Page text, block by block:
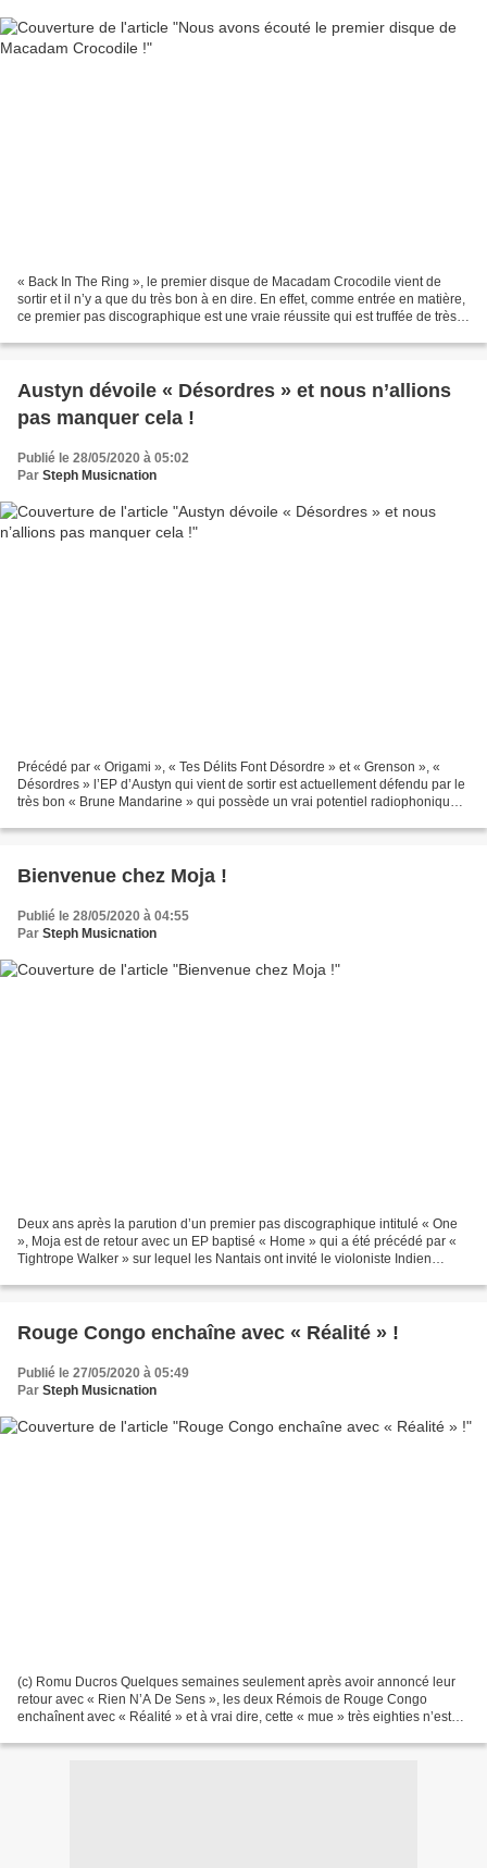
« Back In The Ring », le premier disque de Macadam Crocodile vient de
sortir et il n’y a que du très bon à en dire. En effet, comme entrée en matière,
ce premier pas discographique est une vraie réussite qui est truffée de très
Austyn dévoile « Désordres » et nous n’allions
pas manquer cela !
Publié le 28/05/2020 à 05:02
Par Steph Musicnation
Précédé par « Origami », « Tes Délits Font Désordre » et « Grenson », «
Désordres » l’EP d’Austyn qui vient de sortir est actuellement défendu par le
très bon « Brune Mandarine » qui possède un vrai potentiel radiophonique.
Bienvenue chez Moja !
Publié le 28/05/2020 à 04:55
Par Steph Musicnation
Deux ans après la parution d’un premier pas discographique intitulé « One
», Moja est de retour avec un EP baptisé « Home » qui a été précédé par «
Tightrope Walker » sur lequel les Nantais ont invité le violoniste Indien
Rouge Congo enchaîne avec « Réalité » !
Publié le 27/05/2020 à 05:49
Par Steph Musicnation
(c) Romu Ducros Quelques semaines seulement après avoir annoncé leur
retour avec « Rien N’A De Sens », les deux Rémois de Rouge Congo
enchaînent avec « Réalité » et à vrai dire, cette « mue » très eighties n’est